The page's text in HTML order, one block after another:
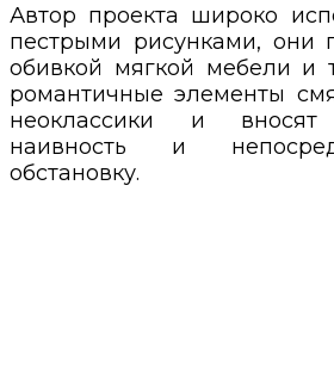
Автор проекта широко
пестрыми рисунками, они
обивкой мягкой мебели и
романтичные элементы
неоклассики и вносят
наивность и
обстановку.